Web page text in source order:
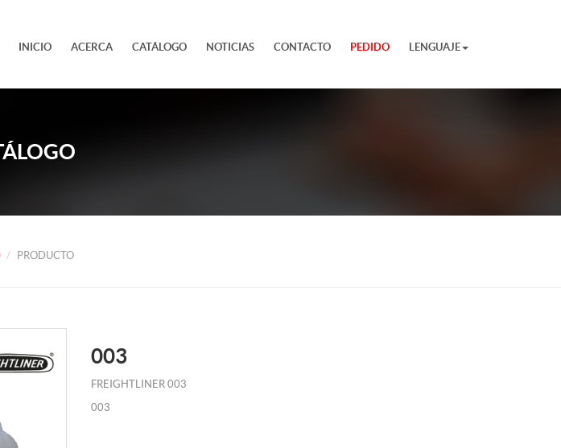
INICIO ACERCA CATÁLOGO NOTICIAS CONTACTO PEDIDO LENGUAJE
PRODUCTO
003
FREIGHTLINER 003
003